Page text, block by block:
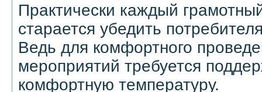
Практически каждый
старается убедить
Ведь для комфортного
мероприятий требуется
комфортную температуру.